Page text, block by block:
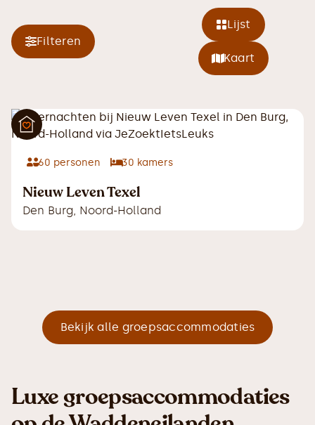
Filteren
Lijst
Kaart
60 personen 30 kamers
Nieuw Leven Texel
Den Burg, Noord-Holland
Bekijk alle groepsaccommodaties
Luxe groepsaccommodaties